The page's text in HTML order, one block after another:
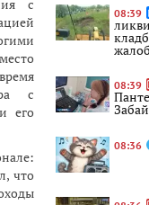
с
с
его
что
08:39
08:39
08:36